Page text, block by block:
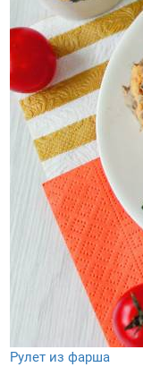
Рулет из фарша